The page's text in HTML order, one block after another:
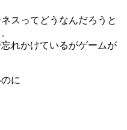
スってどうなんだろうと
れかけているがゲームが
に